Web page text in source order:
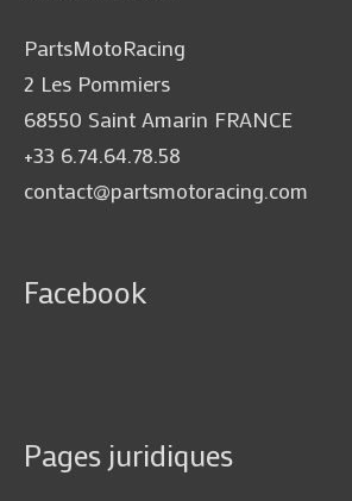
PartsMotoRacing
2 Les Pommiers
68550 Saint Amarin FRANCE
+33 6.74.64.78.58
contact@partsmotoracing.com
Facebook
Pages juridiques